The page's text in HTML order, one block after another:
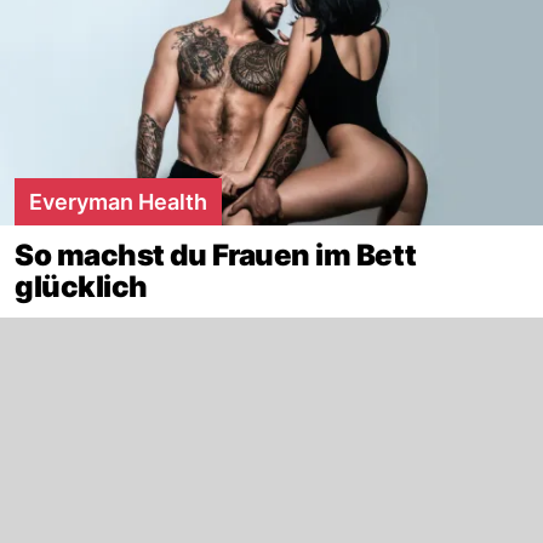
Everyman Health
So machst du Frauen im Bett
glücklich